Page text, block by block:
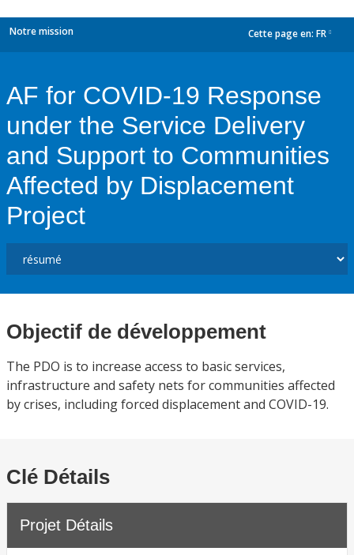
Notre mission Cette page en: FR
AF for COVID-19 Response
under the Service Delivery
and Support to Communities
Affected by Displacement
Project
Objectif de développement
The PDO is to increase access to basic services,
infrastructure and safety nets for communities affected
by crises, including forced displacement and COVID-19.
Clé Détails
Projet Détails